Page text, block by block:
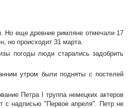
Но еще древние римляне отмечали 17
но происходит 31 марта.
погоды люди старались задобрить
утром были подняты с постелей
Петра I труппа немецких актеров
с надписью "Первое апреля". Петр не